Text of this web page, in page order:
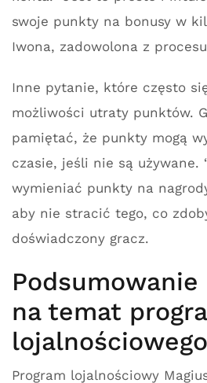
swoje punkty na bonusy w
Iwona, zadowolona z
Inne pytanie, które często
możliwości utraty punktów.
pamiętać, że punkty mogą
czasie, jeśli nie są używane.
wymieniać punkty na
aby nie stracić tego, co
doświadczony gracz.
na temat
Program lojalnościowy